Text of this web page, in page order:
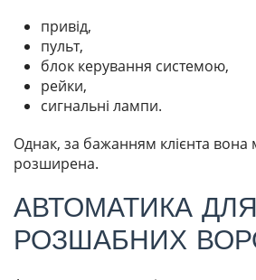
привід,
пульт,
блок керування системою,
рейки,
сигнальні лампи.
Однак, за бажанням клієнта вона
розширена.
АВТОМАТИКА ДЛЯ
РОЗШАБНИХ